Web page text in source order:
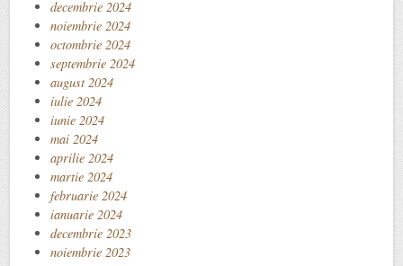
decembrie 2024
noiembrie 2024
octombrie 2024
septembrie 2024
august 2024
iulie 2024
iunie 2024
mai 2024
aprilie 2024
martie 2024
februarie 2024
ianuarie 2024
decembrie 2023
noiembrie 2023